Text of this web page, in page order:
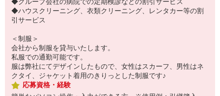
次のスタッフへ向けて、引継簿の内容をしっかり記入しましょう！
フロントクローズ
お着替えしてお仕事終了！お疲れ様でした！
◆ハウスクリーニング、衣類クリーニング、レンタカー等の割
引サービス
＜制服＞
会社から制服を貸与いたします。
私服での通勤可能です。
服は弊社にてデザインしたもので、女性はスカーフ、男性はネ
クタイ、ジャケット着用のきりっとした制服です♪
応募資格・経験